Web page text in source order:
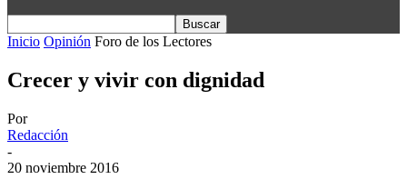
Inicio Opinión Foro de los Lectores
Crecer y vivir con dignidad
Por
Redacción
-
20 noviembre 2016